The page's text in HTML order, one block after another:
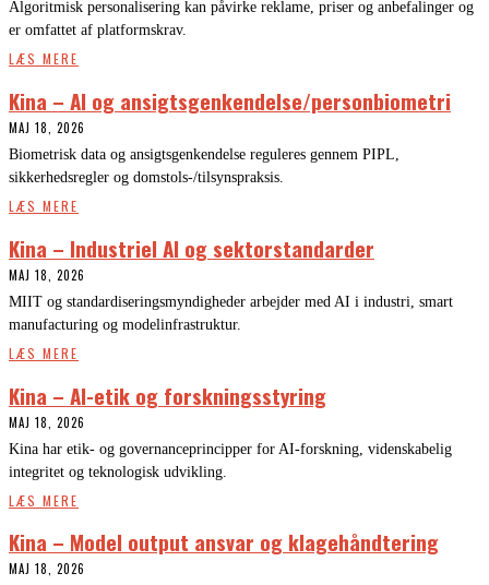
Algoritmisk personalisering kan påvirke reklame, priser og anbefalinger og
er omfattet af platformskrav.
LÆS MERE
Kina – AI og ansigtsgenkendelse/personbiometri
MAJ 18, 2026
Biometrisk data og ansigtsgenkendelse reguleres gennem PIPL,
sikkerhedsregler og domstols-/tilsynspraksis.
LÆS MERE
Kina – Industriel AI og sektorstandarder
MAJ 18, 2026
MIIT og standardiseringsmyndigheder arbejder med AI i industri, smart
manufacturing og modelinfrastruktur.
LÆS MERE
Kina – AI-etik og forskningsstyring
MAJ 18, 2026
Kina har etik- og governanceprincipper for AI-forskning, videnskabelig
integritet og teknologisk udvikling.
LÆS MERE
Kina – Model output ansvar og klagehåndtering
MAJ 18, 2026